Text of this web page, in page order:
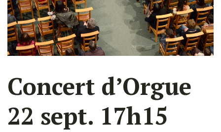
Concert d’Orgue
22 sept. 17h15